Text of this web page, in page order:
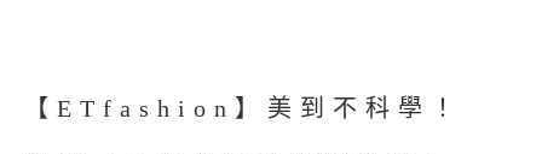
【ETfashion】美到不科學！